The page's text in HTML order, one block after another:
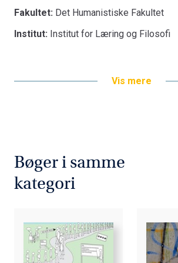
Fakultet: Det Humanistiske Fakultet
Institut: Institut for Læring og Filosofi
Vis mere
Bøger i samme
kategori